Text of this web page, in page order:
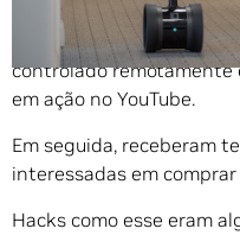
David Cann e Marc
algo diferente: eles o
controlado remotamente
em ação no YouTube.
Em seguida, receberam
interessadas em
Hacks como esse eram